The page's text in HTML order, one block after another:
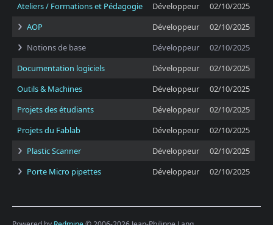
Ateliers / Formations et Pédagogie
Développeur
02/10/2025
AOP
Développeur
02/10/2025
Notions de base
Développeur
02/10/2025
Documentation logiciels
Développeur
02/10/2025
Outils & Machines
Développeur
02/10/2025
Projets des étudiants
Développeur
02/10/2025
Projets du Fablab
Développeur
02/10/2025
Plastic Scanner
Développeur
02/10/2025
Porte Micro pipettes
Développeur 02/10/2025